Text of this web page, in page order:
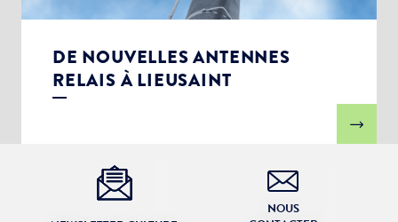
DE NOUVELLES ANTENNES
RELAIS À LIEUSAINT
NOUS